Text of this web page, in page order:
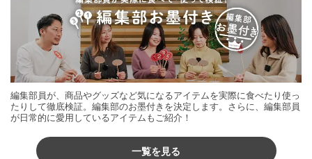
編集部員が、商品やグッズなど気になるアイテムを実際に食べたり使っ
たりして徹底検証。編集部のお墨付きを決定します。さらに、編集部員
が日常的に愛用しているアイテムもご紹介！
一覧を見る